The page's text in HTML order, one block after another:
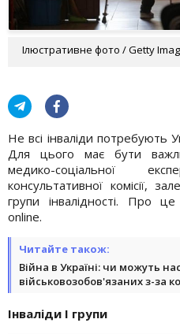
Ілюстративне фото / Getty
Не всі інваліди потребують
Для цього має бути
медико-соціальної
консультативної комісії,
групи інвалідності. Про
online.
Читайте також:
Війна в Україні: чи можуть
військовозобов'язаних з-за
Інваліди І групи